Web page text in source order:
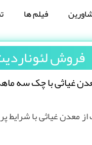
فیلم ها
فروش
غیاثی با چک سه‌
معدن غیاثی با